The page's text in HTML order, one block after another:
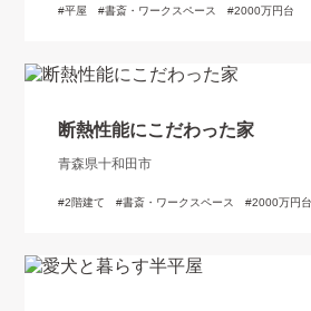
平屋 書斎・ワークスペース 2000万円台
断熱性能にこだわった家
青森県十和田市
2階建て 書斎・ワークスペース 2000万円台